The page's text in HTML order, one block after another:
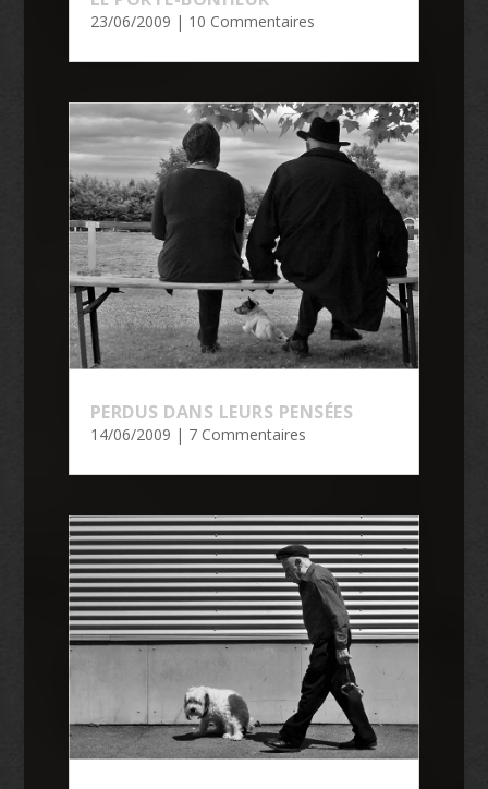
23/06/2009 | 10 Commentaires
PERDUS DANS LEURS PENSÉES
14/06/2009 | 7 Commentaires